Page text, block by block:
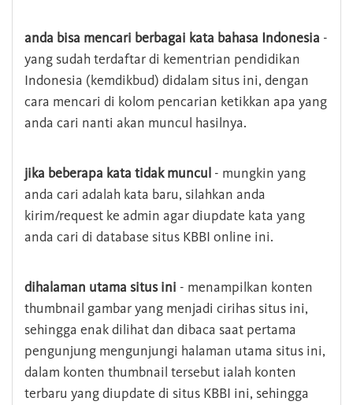
anda bisa mencari berbagai kata bahasa Indonesia -
yang sudah terdaftar di kementrian pendidikan
Indonesia (kemdikbud) didalam situs ini, dengan
cara mencari di kolom pencarian ketikkan apa yang
anda cari nanti akan muncul hasilnya.
jika beberapa kata tidak muncul - mungkin yang
anda cari adalah kata baru, silahkan anda
kirim/request ke admin agar diupdate kata yang
anda cari di database situs KBBI online ini.
dihalaman utama situs ini - menampilkan konten
thumbnail gambar yang menjadi cirihas situs ini,
sehingga enak dilihat dan dibaca saat pertama
pengunjung mengunjungi halaman utama situs ini,
dalam konten thumbnail tersebut ialah konten
terbaru yang diupdate di situs KBBI ini, sehingga